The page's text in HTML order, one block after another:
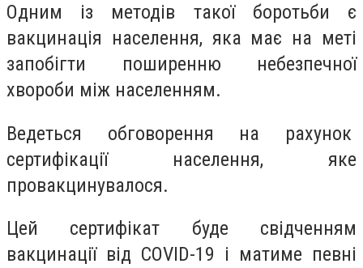
Одним із методів такої боротьби є
вакцинація населення, яка має на меті
запобігти поширенню небезпечної
хвороби між населенням.
Ведеться обговорення на рахунок
сертифікації населення, яке
провакцинувалося.
Цей сертифікат буде свідченням
вакцинації від COVID-19 і матиме певні